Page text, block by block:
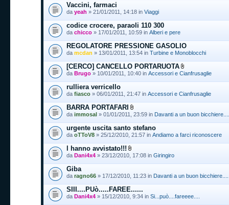
Vaccini, farmaci
da yeah » 21/01/2011, 14:18 in Viaggi
codice crocere, paraoli 110 300
da chicco » 17/01/2011, 10:59 in Alberi e pere
REGOLATORE PRESSIONE GASOLIO
da mcdan » 13/01/2011, 13:54 in Turbine e Monoblocchi
[CERCO] CANCELLO PORTARUOTA
da Brugo » 10/01/2011, 10:40 in Accessori e Cianfrusaglie
rulliera verricello
da fiasco » 06/01/2011, 21:47 in Accessori e Cianfrusaglie
BARRA PORTAFARI
da immosal » 01/01/2011, 23:59 in Davanti a un buon
urgente uscita santo stefano
da oTToV8 » 25/12/2010, 21:57 in Andiamo a farci riconoscere
l hanno avvistato!!!
da Dani4x4 » 23/12/2010, 17:08 in Giringiro
Giba
da ragno66 » 17/12/2010, 11:23 in Davanti a un buon
SIII....PUò.....FAREE......
da Dani4x4 » 15/12/2010, 9:34 in Si...può....fareeee....